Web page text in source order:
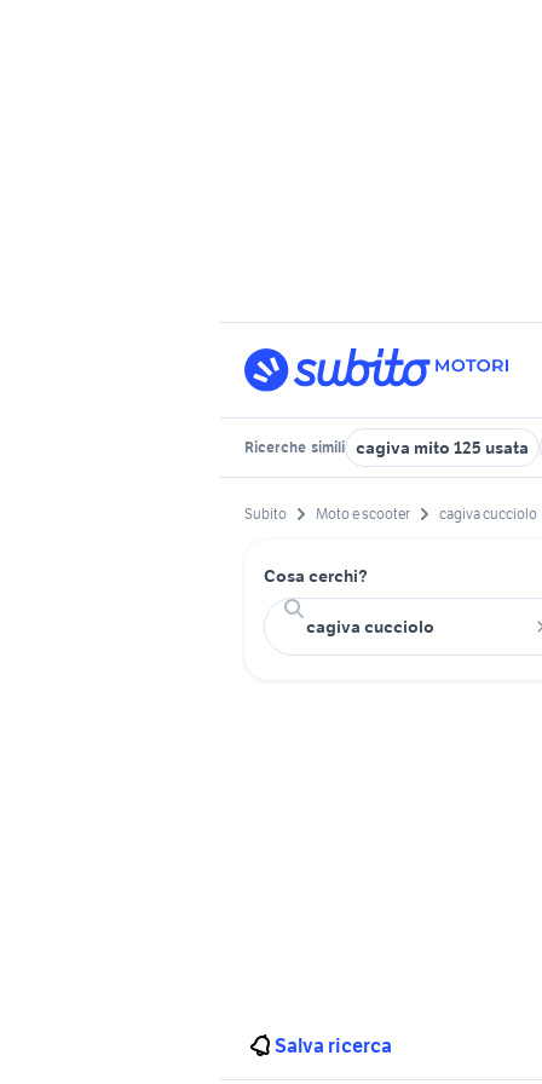
Ricerche simili cagiva mito 125 usata
Subito Moto e scooter cagiva cucciolo
Cosa cerchi?
Salva ricerca